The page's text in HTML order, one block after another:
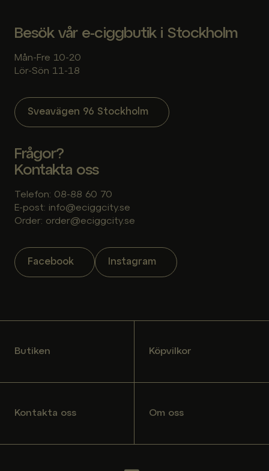
Besök vår e-ciggbutik i Stockholm
Mån-Fre 10-20
Lör-Sön 11-18
Sveavägen 96 Stockholm
Frågor?
Kontakta oss
Telefon: 08-88 60 70
E-post: info@eciggcity.se
Order: order@eciggcity.se
Facebook Instagram
Butiken Köpvilkor
Kontakta oss Om oss